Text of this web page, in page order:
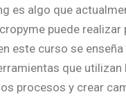
es algo que
puede realizar
este curso se
que utilizan
procesos y crear